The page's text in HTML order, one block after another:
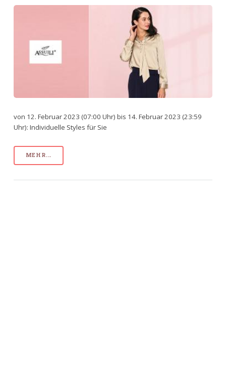
von 12. Februar 2023 (07:00 Uhr) bis 14. Februar 2023 (23:59
Uhr): Individuelle Styles für Sie
MEHR...